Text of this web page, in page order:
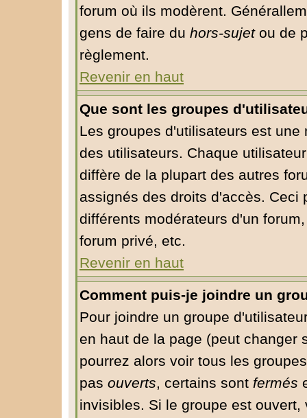
forum où ils modèrent.
gens de faire du hors-sujetou de
règlement.
Revenir en haut
Que sont les groupes
Les groupes d'utilisateurs est
des utilisateurs. Chaque
diffère de la plupart des autres
assignés des droits d'accès. Ceci
différents modérateurs d'un
forum privé, etc.
Revenir en haut
Comment puis-je joindre un
Pour joindre un groupe
en haut de la page (peut changer
pourrez alors voir tous les
pas ouverts, certains sont fermés
invisibles. Si le groupe est